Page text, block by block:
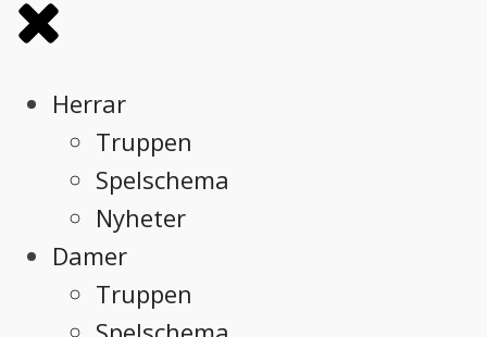
Herrar
Truppen
Spelschema
Nyheter
Damer
Truppen